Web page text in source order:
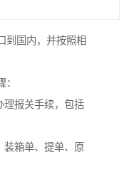
到国内，并按照相
理报关手续，包括
装箱单、提单、原